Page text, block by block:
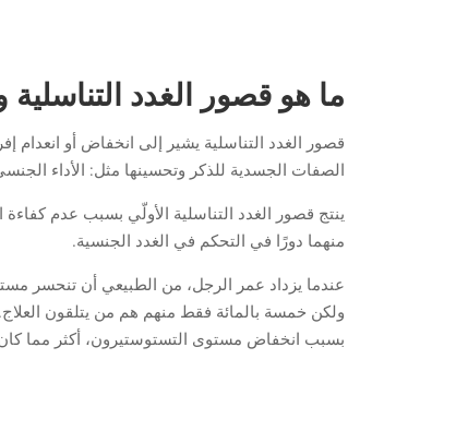
ما هو قصور الغدد
قصور الغدد التناسلية يشير إلى انخفاض أو
الصفات الجسدية للذكر وتحسينها مثل: الأداء
ينتج قصور الغدد التناسلية الأولّي بسبب عدم
منهما دورًا في التحكم في الغدد الجنسية.
عندما يزداد عمر الرجل، من الطبيعي أن تنحسر
بسبب انخفاض مستوى التستوستيرون، أكثر مما كان